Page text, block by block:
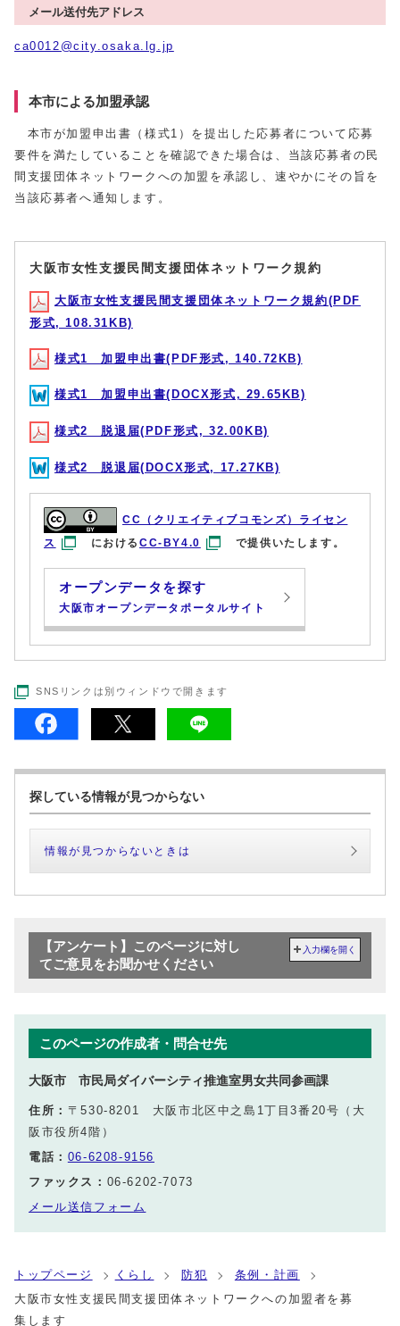
メール送付先アドレス
ca0012@city.osaka.lg.jp
本市による加盟承認
本市が加盟申出書（様式1）を提出した応募者について応募
要件を満たしていることを確認できた場合は、当該応募者の民
間支援団体ネットワークへの加盟を承認し、速やかにその旨を
当該応募者へ通知します。
大阪市女性支援民間支援団体ネットワーク規約
大阪市女性支援民間支援団体ネットワーク規約(PDF
形式, 108.31KB)
様式1 加盟申出書(PDF形式, 140.72KB)
様式1 加盟申出書(DOCX形式, 29.65KB)
様式2 脱退届(PDF形式, 32.00KB)
様式2 脱退届(DOCX形式, 17.27KB)
CC（クリエイティブコモンズ）ライセン
ス
におけるCC-BY4.0 で提供いたします。
オープンデータを探す
大阪市オープンデータポータルサイト
SNSリンクは別ウィンドウで開きます
探している情報が見つからない
情報が見つからないときは
【アンケート】このページに対し
てご意見をお聞かせください
入力欄を開く
このページの作成者・問合せ先
大阪市 市民局ダイバーシティ推進室男女共同参画課
住所： 〒530-8201 大阪市北区中之島1丁目3番20号（大
阪市役所4階）
電話： 06-6208-9156
ファックス： 06-6202-7073
メール送信フォーム
トップページ くらし 防犯
条例・計画
大阪市女性支援民間支援団体ネットワークへの加盟者を募
集します